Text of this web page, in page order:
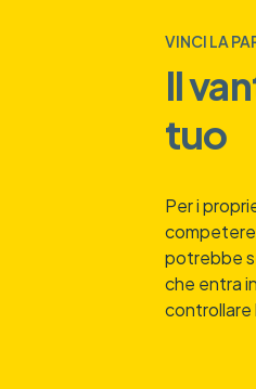
VINCI LA
Il
tuo
Per i
competere
potrebbe
che entra
controllare